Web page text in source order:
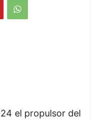
el propulsor del